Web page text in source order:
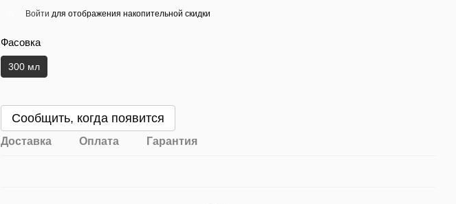
Войти для отображения накопительной скидки
Фасовка
300 мл
Сообщить, когда появится
Доставка Оплата Гарантия